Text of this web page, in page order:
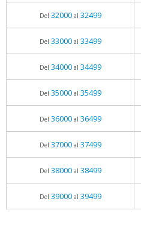
Del 32000al 32499
Del 33000al 33499
Del 34000al 34499
Del 35000al 35499
Del 36000al 36499
Del 37000al 37499
Del 38000al 38499
Del 39000al 39499